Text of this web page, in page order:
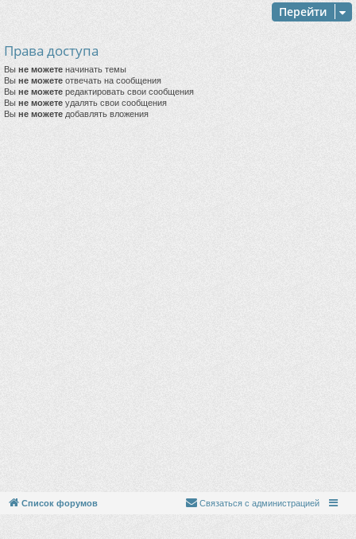
Перейти
Права доступа
Вы не можете начинать темы
Вы не можете отвечать на сообщения
Вы не можете редактировать свои сообщения
Вы не можете удалять свои сообщения
Вы не можете добавлять вложения
Список форумов Связаться с администрацией